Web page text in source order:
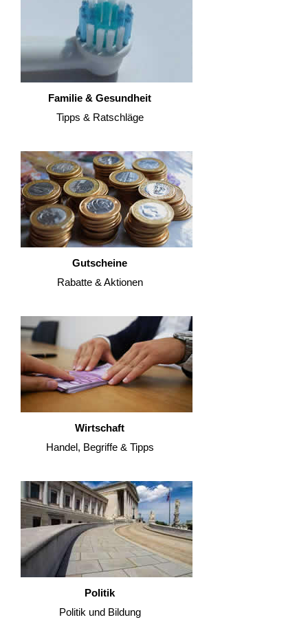
Familie & Gesundheit
Tipps & Ratschläge
Gutscheine
Rabatte & Aktionen
Wirtschaft
Handel, Begriffe & Tipps
Politik
Politik und Bildung